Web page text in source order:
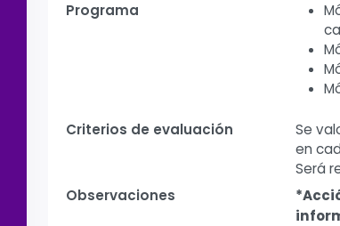
Programa
Criterios de evaluación
Se
en
Será
Observaciones